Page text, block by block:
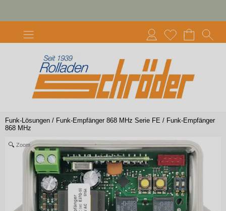
Funk-Lösungen / Funk-Empfänger 868 MHz Serie FE / Funk-Empfänger
868 MHz
Zoom